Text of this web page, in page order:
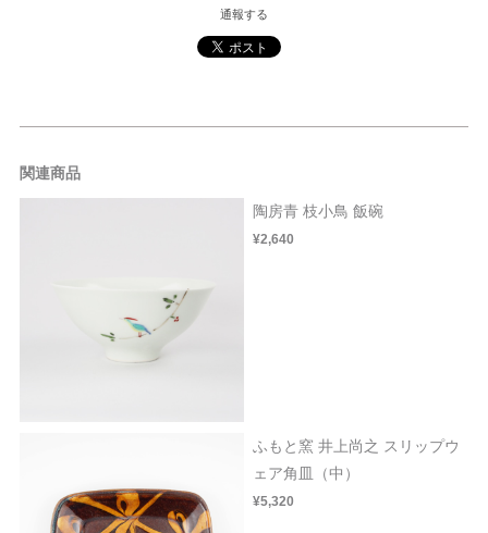
通報する
関連商品
陶房青 枝小鳥 飯碗
¥2,640
ふもと窯 井上尚之 スリップウ
ェア角皿（中）
¥5,320